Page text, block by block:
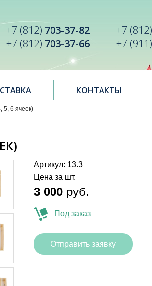
+7 (812) 703-37-82
+7 (812) 703-37-66
+7 (812)
+7 (911)
КОНТАКТЫ
5, 6 ячеек)
Артикул: 13.3
Цена за шт.
3 000 руб.
Под заказ
Отправить заявку